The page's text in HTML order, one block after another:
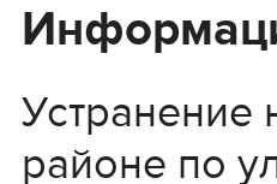
Устранение
районе по